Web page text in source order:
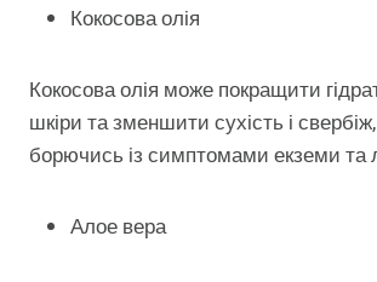
Кокосова олія
Кокосова олія може покращити
шкіри та зменшити сухість і
борючись із симптомами екземи та
Алое вера